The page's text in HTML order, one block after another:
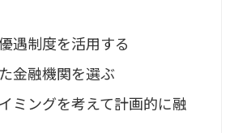
遇制度を活用する
金融機関を選ぶ
ミングを考えて計画的に融